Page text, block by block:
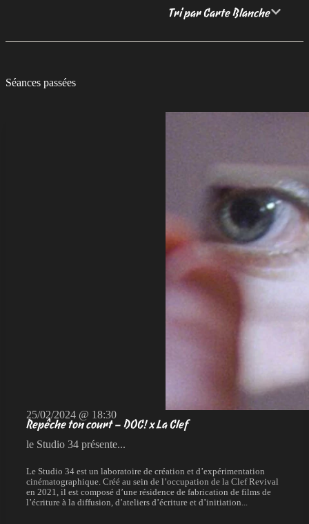
Tri par Carte Blanche
Séances passées
25/02/2024 @ 18:30
Repêche ton court – DOC! x La Clef
le Studio 34 présente...
Le Studio 34 est un laboratoire de création et d’expérimentation
cinématographique. Créé au sein de l’occupation de la Clef Revival
en 2021, il est composé d’une résidence de fabrication de films de
l’écriture à la diffusion, d’ateliers d’écriture et d’initiation...